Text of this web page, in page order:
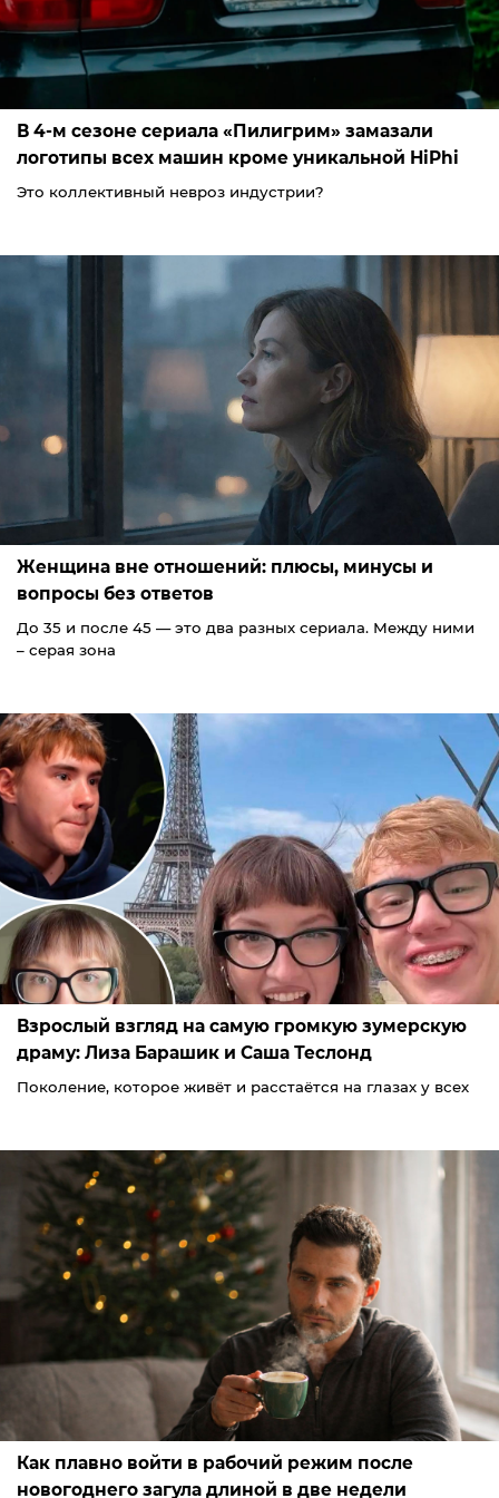
В 4-м сезоне сериала «Пилигрим» замазали
логотипы всех машин кроме уникальной HiPhi
Это коллективный невроз индустрии?
Женщина вне отношений: плюсы, минусы и
вопросы без ответов
До 35 и после 45 — это два разных сериала. Между ними
– серая зона
Взрослый взгляд на самую громкую зумерскую
драму: Лиза Барашик и Саша Теслонд
Поколение, которое живёт и расстаётся на глазах у всех
Как плавно войти в рабочий режим после
новогоднего загула длиной в две недели